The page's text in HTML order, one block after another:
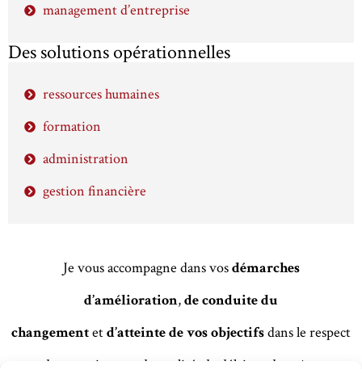
management d’entreprise
Des solutions opérationnelles
ressources humaines
formation
administration
gestion financière
Je vous accompagne dans vosdémarches
d’amélioration,de conduite du
changementetd’atteinte de vos objectifsdans le respect
de vos exigences de qualité, de délais et de coûts.